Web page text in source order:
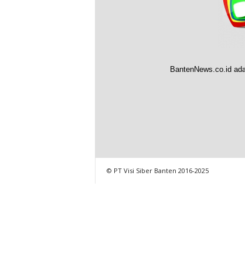
BantenNews.co.id
© PT Visi Siber Banten 2016-2025